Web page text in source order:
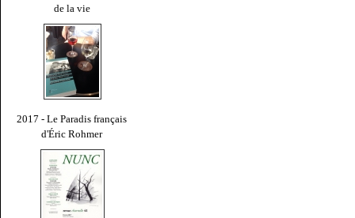
de la vie
2017 - Le Paradis français
d'Éric Rohmer